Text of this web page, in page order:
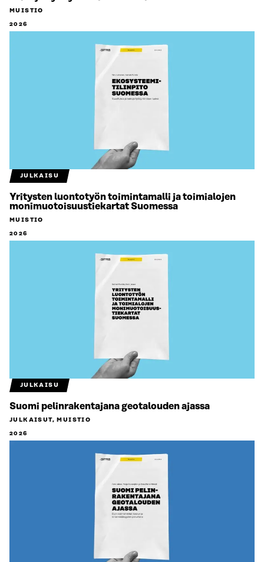
MUISTIO
2026
JULKAISU
Yritysten luontotyön toimintamalli ja toimialojen
monimuotoisuustiekartat Suomessa
MUISTIO
2026
JULKAISU
Suomi pelinrakentajana geotalouden ajassa
JULKAISUT, MUISTIO
2026